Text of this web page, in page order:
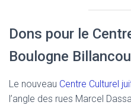
Dons pour le
Boulogne
Le nouveau Centre Culturel
l’angle des rues Marcel